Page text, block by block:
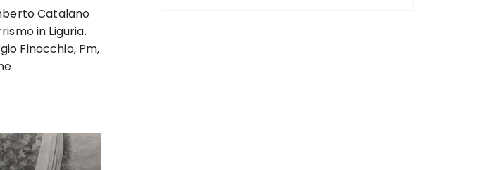
Catalano
in Liguria.
Finocchio, Pm,